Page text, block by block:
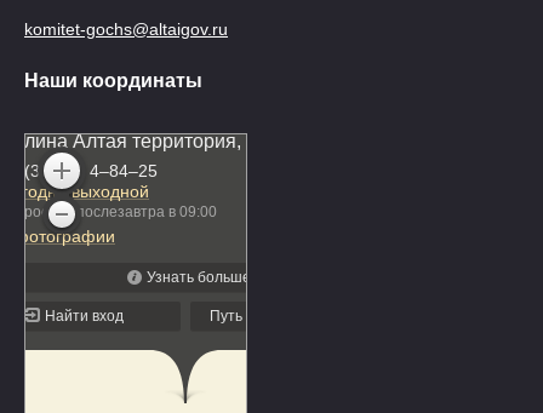
komitet-gochs@altaigov.ru
Наши координаты